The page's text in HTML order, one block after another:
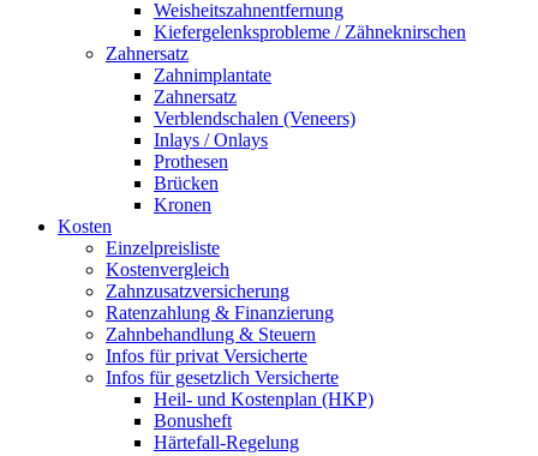
Weisheitszahnentfernung
Kiefergelenksprobleme / Zähneknirschen
Zahnersatz
Zahnimplantate
Zahnersatz
Verblendschalen (Veneers)
Inlays / Onlays
Prothesen
Brücken
Kronen
Kosten
Einzelpreisliste
Kostenvergleich
Zahnzusatzversicherung
Ratenzahlung & Finanzierung
Zahnbehandlung & Steuern
Infos für privat Versicherte
Infos für gesetzlich Versicherte
Heil- und Kostenplan (HKP)
Bonusheft
Härtefall-Regelung